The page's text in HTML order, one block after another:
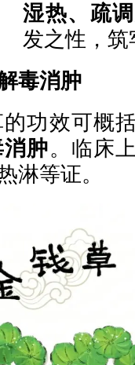
湿热、疏
发之性，
毒消肿
功效可概
肿。临床
淋等证。